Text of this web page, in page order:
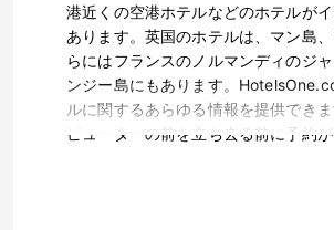
港近くの空港ホテルなどのホテルが
あります。英国のホテルは、マン島
らにはフランスのノルマンディのジ
ンジー島にもあります。
ルに関するあらゆる情報を提供でき
ピューターの前を立ち去る前に予約が